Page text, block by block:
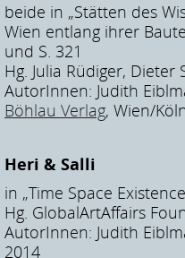
beide in „Stätten des
Wien entlang ihrer
und S. 321
Hg. Julia Rüdiger, Dieter
AutorInnen: Judith
Böhlau Verlag, Wien/
Heri & Salli
in „Time Space
Hg. GlobalArtAffairs
AutorInnen: Judith
2014